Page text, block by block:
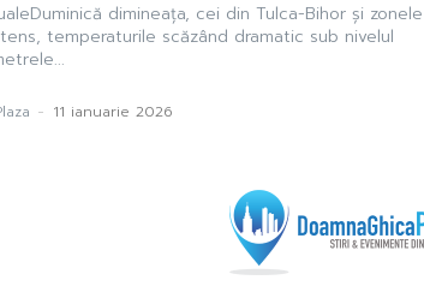
dimineața, cei din Tulca-Bihor și zonele
temperaturile scăzând dramatic sub nivelul
- 11 ianuarie 2026